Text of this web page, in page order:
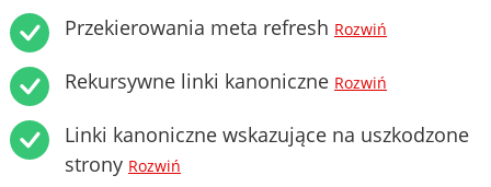
Przekierowania meta refresh Rozwiń
Rekursywne linki kanoniczne Rozwiń
Linki kanoniczne wskazujące na uszkodzone
strony Rozwiń